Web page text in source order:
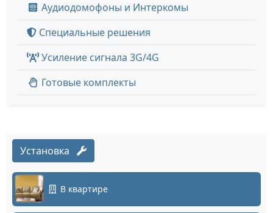
Аудиодомофоны и Интеркомы
Специальные решения
Усиление сигнала 3G/4G
Готовые комплекты
Установка
В квартире